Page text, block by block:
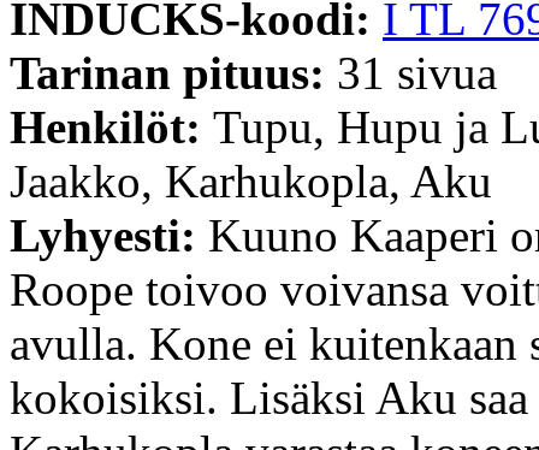
INDUCKS-koodi: I TL
Tarinan pituus: 31 sivua
Henkilöt: Tupu, Hupu ja
Jaakko, Karhukopla, Aku
Lyhyesti: Kuuno Kaaperi
Roope toivoo voivansa
avulla. Kone ei kuitenkaan
kokoisiksi. Lisäksi Aku